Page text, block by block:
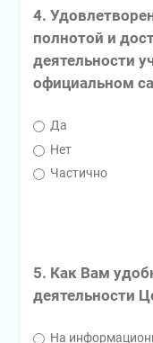
4.
полнотой и
деятельности
официальном
Да
Нет
Частично
5. Как Вам
деятельности
На